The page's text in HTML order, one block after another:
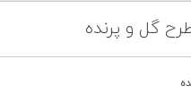
گل و پرنده